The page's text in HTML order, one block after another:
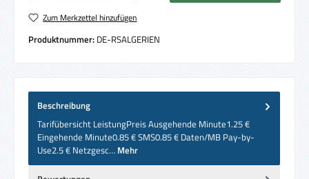
Zum Merkzettel hinzufügen
Produktnummer: DE-RSALGERIEN
Beschreibung
Tarifübersicht LeistungPreis Ausgehende Minute1.25 €
Eingehende Minute0.85 € SMS0.85 € Daten/MB Pay-by-
Use2.5 € Netzgesc… Mehr